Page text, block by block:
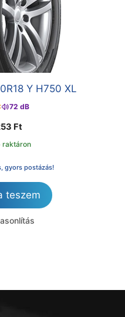
Y H750 XL
72 dB
Ft
raktáron
gyors postázás!
teszem